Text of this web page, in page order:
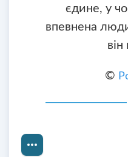
єдине, у
впевнена
©